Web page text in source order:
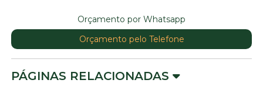
Orçamento por Whatsapp
Orçamento pelo Telefone
PÁGINAS RELACIONADAS